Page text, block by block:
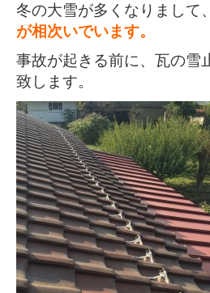
冬の大雪が多くなりまして、
が相次いでいます。
事故が起きる前に、瓦の雪
致します。